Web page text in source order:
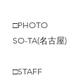
□PHOTO
SO-TA(名古屋)
□STAFF